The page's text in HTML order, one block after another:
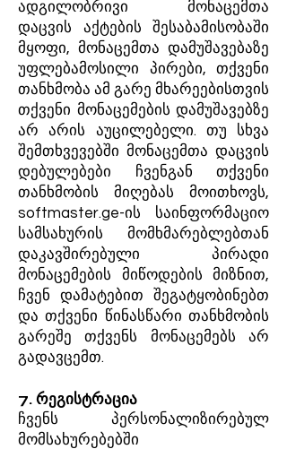
ადგილობრივი მონაცემთა
დაცვის აქტების შესაბამისობაში
მყოფი, მონაცემთა დამუშავებაზე
უფლებამოსილი პირები, თქვენი
თანხმობა ამ გარე მხარეებისთვის
თქვენი მონაცემების დამუშავებზე
არ არის აუცილებელი. თუ სხვა
შემთხვევებში მონაცემთა დაცვის
დებულებები ჩვენგან თქვენი
თანხმობის მიღებას მოითხოვს,
softmaster.ge-ის საინფორმაციო
სამსახურის მომხმარებლებთან
დაკავშირებული პირადი
მონაცემების მიწოდების მიზნით,
ჩვენ დამატებით შეგატყობინებთ
და თქვენი წინასწარი თანხმობის
გარეშე თქვენს მონაცემებს არ
გადავცემთ.
7. რეგისტრაცია
ჩვენს პერსონალიზირებულ
მომსახურებებში